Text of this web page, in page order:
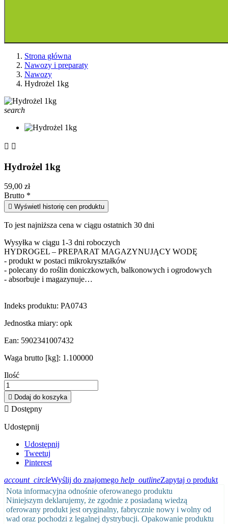
Strona główna
Nawozy i preparaty
Nawozy
Hydrożel 1kg
search
 
Hydrożel 1kg
59,00 zł
Brutto *
 Wyświetl historię cen produktu
To jest najniższa cena w ciągu ostatnich 30 dni
Wysyłka w ciągu 1-3 dni roboczych
HYDROGEL – PREPARAT MAGAZYNUJĄCY WODĘ
- produkt w postaci mikrokryształków
- polecany do roślin doniczkowych, balkonowych i ogrodowych
- absorbuje i magazynuje…
Indeks produktu: PA0743
Jednostka miary: opk
Ean: 5902341007432
Waga brutto [kg]: 1.100000
Ilość
 Dodaj do koszyka
 Dostępny
Udostępnij
Udostępnij
Tweetuj
Pinterest
account_circleWyślij do znajomego help_outlineZapytaj o produkt
Nota informacyjna odnośnie oferowanego produktu
Niniejszym deklarujemy, że zgodnie z posiadaną wiedzą
oferowany produkt jest oryginalny, fabrycznie nowy i wolny od
wad oraz pochodzi z legalnej dystrybucji. Opakowanie produktu